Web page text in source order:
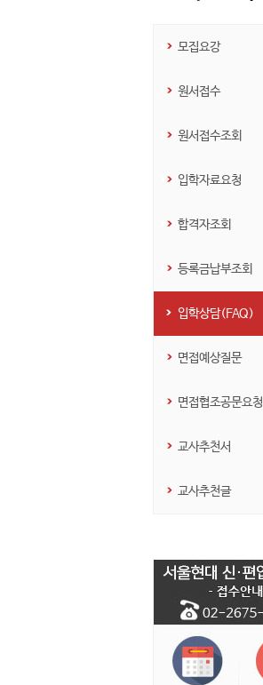
모집요강
원서접수
원서접수조회
입학자료요청
합격자조회
등록금납부조회
입학상담(FAQ)
면접예상질문
면접협조공문요청
교사추천서
교사추천글